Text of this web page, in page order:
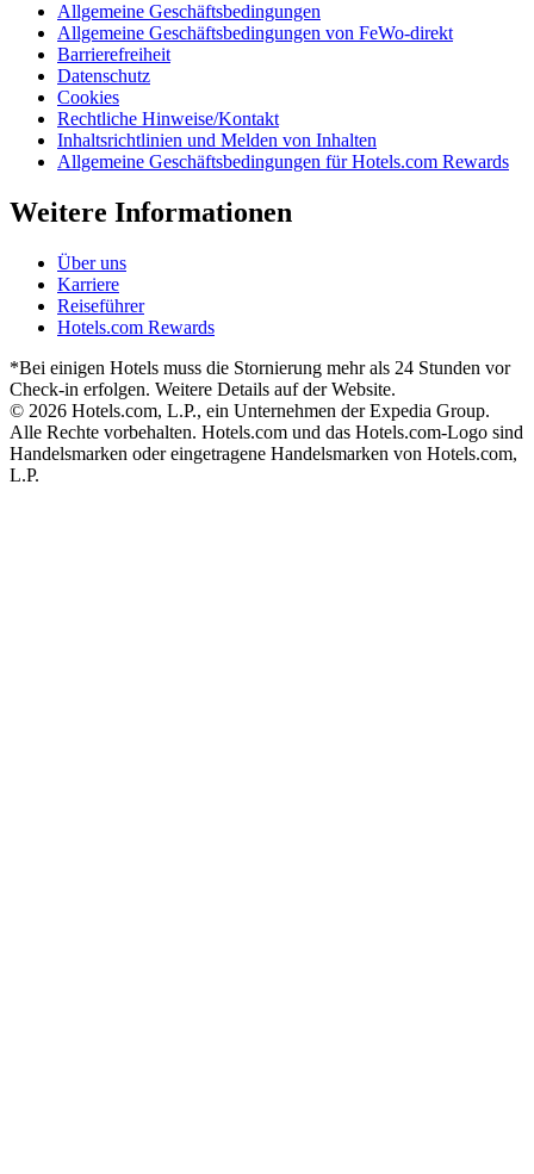
Allgemeine Geschäftsbedingungen
Allgemeine Geschäftsbedingungen von FeWo-direkt
Barrierefreiheit
Datenschutz
Cookies
Rechtliche Hinweise/Kontakt
Inhaltsrichtlinien und Melden von Inhalten
Allgemeine Geschäftsbedingungen für Hotels.com Rewards
Weitere Informationen
Über uns
Karriere
Reiseführer
Hotels.com Rewards
*Bei einigen Hotels muss die Stornierung mehr als 24 Stunden vor
Check-in erfolgen. Weitere Details auf der Website.
© 2026 Hotels.com, L.P., ein Unternehmen der Expedia Group.
Alle Rechte vorbehalten. Hotels.com und das Hotels.com-Logo sind
Handelsmarken oder eingetragene Handelsmarken von Hotels.com,
L.P.